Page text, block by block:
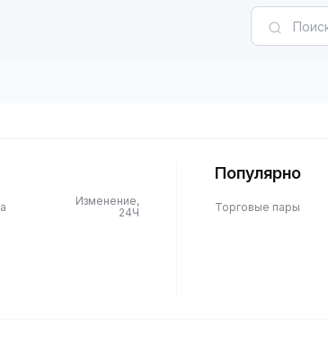
Изменение,
24Ч
Популярно
Торговые пары